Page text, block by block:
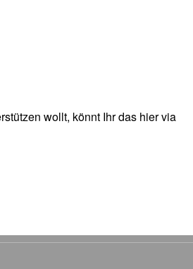
wollt, könnt Ihr das hier via